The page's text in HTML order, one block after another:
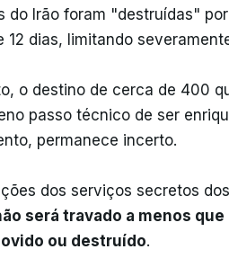
do Irão foram "destruídas"
12 dias, limitando
o destino de cerca de 400
passo técnico de ser
permanece incerto.
dos serviços secretos
será travado a menos que
ou destruído.